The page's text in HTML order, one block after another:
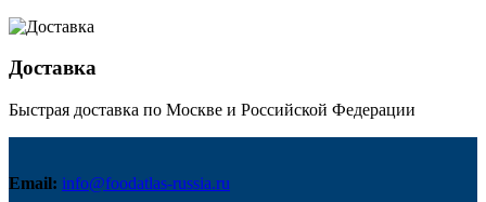
Доставка
Быстрая доставка по Москве и Российской Федерации
Email: info@foodatlas-russia.ru